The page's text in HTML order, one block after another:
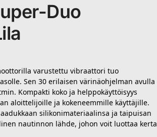
Duo
varustettu vibraattori tuo
Sen 30 erilaisen värinäohjelman avulla
Kompakti koko ja helppokäyttöisyys
aloittelijoille ja kokeneemmille käyttäjille.
silikonimateriaalinsa ja taipuisan
nautinnon lähde, johon voit luottaa kerta